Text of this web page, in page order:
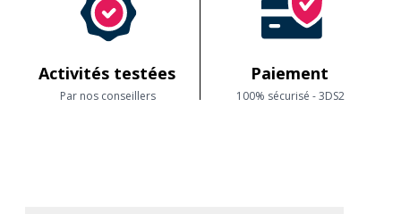
Activités testées
Par nos conseillers
Paiement
100% sécurisé - 3DS2